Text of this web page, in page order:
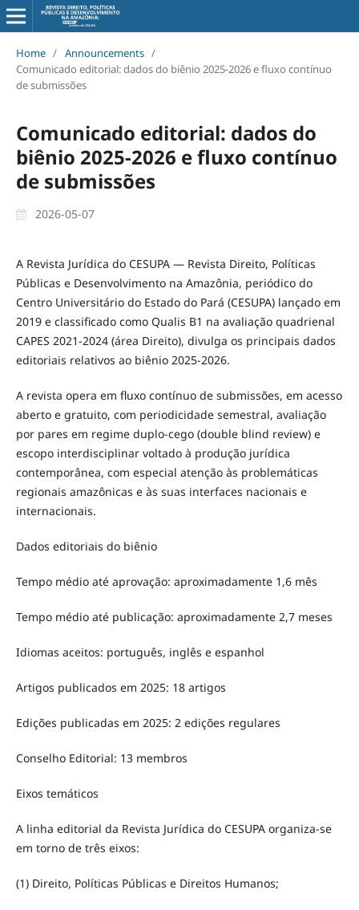
Home / Announcements /
Comunicado editorial: dados do biênio 2025-2026 e fluxo contínuo
de submissões
Comunicado editorial: dados do
biênio 2025-2026 e fluxo contínuo
de submissões
2026-05-07
A Revista Jurídica do CESUPA — Revista Direito, Políticas
Públicas e Desenvolvimento na Amazônia, periódico do
Centro Universitário do Estado do Pará (CESUPA) lançado em
2019 e classificado como Qualis B1 na avaliação quadrienal
CAPES 2021-2024 (área Direito), divulga os principais dados
editoriais relativos ao biênio 2025-2026.
A revista opera em fluxo contínuo de submissões, em acesso
aberto e gratuito, com periodicidade semestral, avaliação
por pares em regime duplo-cego (double blind review) e
escopo interdisciplinar voltado à produção jurídica
contemporânea, com especial atenção às problemáticas
regionais amazônicas e às suas interfaces nacionais e
internacionais.
Dados editoriais do biênio
Tempo médio até aprovação: aproximadamente 1,6 mês
Tempo médio até publicação: aproximadamente 2,7 meses
Idiomas aceitos: português, inglês e espanhol
Artigos publicados em 2025: 18 artigos
Edições publicadas em 2025: 2 edições regulares
Conselho Editorial: 13 membros
Eixos temáticos
A linha editorial da Revista Jurídica do CESUPA organiza-se
em torno de três eixos:
(1) Direito, Políticas Públicas e Direitos Humanos;